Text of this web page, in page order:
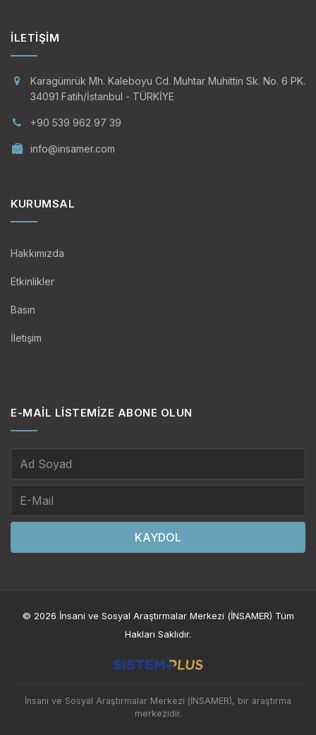
İLETIŞIM
Karagümrük Mh. Kaleboyu Cd. Muhtar Muhittin Sk. No. 6 PK.
34091 Fatih/İstanbul - TÜRKİYE
+90 539 962 97 39
info@insamer.com
KURUMSAL
Hakkımızda
Etkinlikler
Basın
İletişim
E-MAIL LISTEMIZE ABONE OLUN
KAYDOL
© 2026 İnsani ve Sosyal Araştırmalar Merkezi (İNSAMER) Tüm
Hakları Saklıdır.
İnsani ve Sosyal Araştırmalar Merkezi (İNSAMER), bir araştırma
merkezidir.